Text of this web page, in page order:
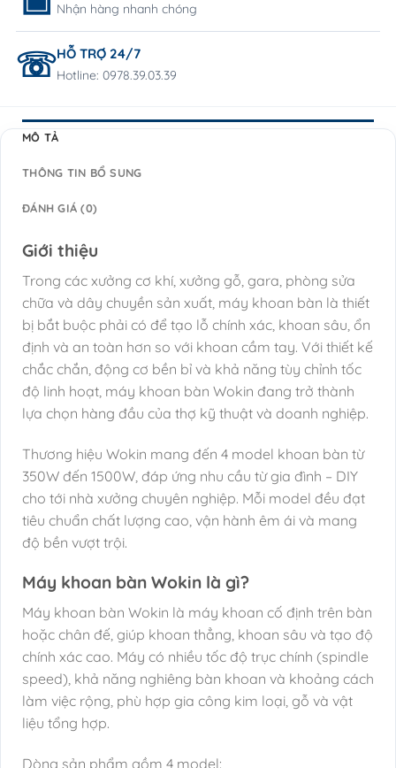
Nhận hàng nhanh chóng
HỖ TRỢ 24/7
Hotline: 0978.39.03.39
MÔ TẢ
THÔNG TIN BỔ SUNG
ĐÁNH GIÁ (0)
Giới thiệu
Trong các xưởng cơ khí, xưởng gỗ, gara, phòng sửa
chữa và dây chuyền sản xuất, máy khoan bàn là thiết
bị bắt buộc phải có để tạo lỗ chính xác, khoan sâu, ổn
định và an toàn hơn so với khoan cầm tay. Với thiết kế
chắc chắn, động cơ bền bỉ và khả năng tùy chỉnh tốc
độ linh hoạt, máy khoan bàn Wokin đang trở thành
lựa chọn hàng đầu của thợ kỹ thuật và doanh nghiệp.
Thương hiệu Wokin mang đến 4 model khoan bàn từ
350W đến 1500W, đáp ứng nhu cầu từ gia đình – DIY
cho tới nhà xưởng chuyên nghiệp. Mỗi model đều đạt
tiêu chuẩn chất lượng cao, vận hành êm ái và mang
độ bền vượt trội.
Máy khoan bàn Wokin là gì?
Máy khoan bàn Wokin là máy khoan cố định trên bàn
hoặc chân đế, giúp khoan thẳng, khoan sâu và tạo độ
chính xác cao. Máy có nhiều tốc độ trục chính (spindle
speed), khả năng nghiêng bàn khoan và khoảng cách
làm việc rộng, phù hợp gia công kim loại, gỗ và vật
liệu tổng hợp.
Dòng sản phẩm gồm 4 model: